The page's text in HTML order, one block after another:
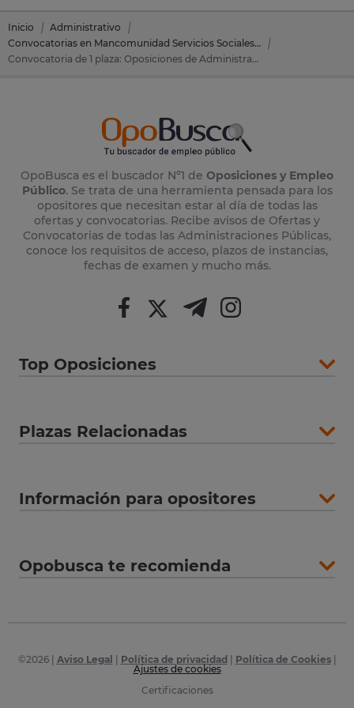
Inicio
Administrativo
Convocatorias en Mancomunidad Servicios Sociales de la Vega
Convocatoria de 1 plaza: Oposiciones de Administrativo en Mancomunidad Servicios Sociales de la Vega (Alicante)
OpoBusca es el buscador Nº1 de Oposiciones y Empleo
Público. Se trata de una herramienta pensada para los
opositores que necesitan estar al día de todas las
ofertas y convocatorias. Recibe avisos de Ofertas y
Convocatorias de todas las Administraciones Públicas,
conoce los requisitos de acceso, plazos de instancias,
fechas de examen y mucho más.
Top Oposiciones
Plazas Relacionadas
Información para opositores
Opobusca te recomienda
©2026| Aviso Legal Política de privacidad Política de Cookies|
Ajustes de cookies
Certificaciones